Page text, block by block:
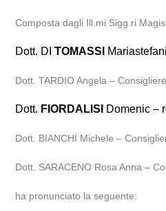
Composta dagli Ill.mi Sigg.ri
Dott. DITOMASSI
Dott. TARDIO Angela – Consigliere
Dott. FIORDALISI Domenic –
Dott. BIANCHI Michele –
Dott. SARACENO Rosa Anna –
ha pronunciato la seguente: